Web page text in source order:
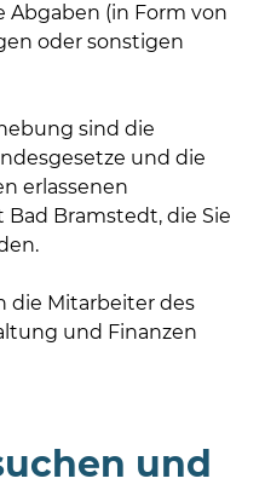
(in Form von
oder sonstigen
sind die
und die
erlassenen
Bramstedt, die Sie
die Mitarbeiter des
und Finanzen
und